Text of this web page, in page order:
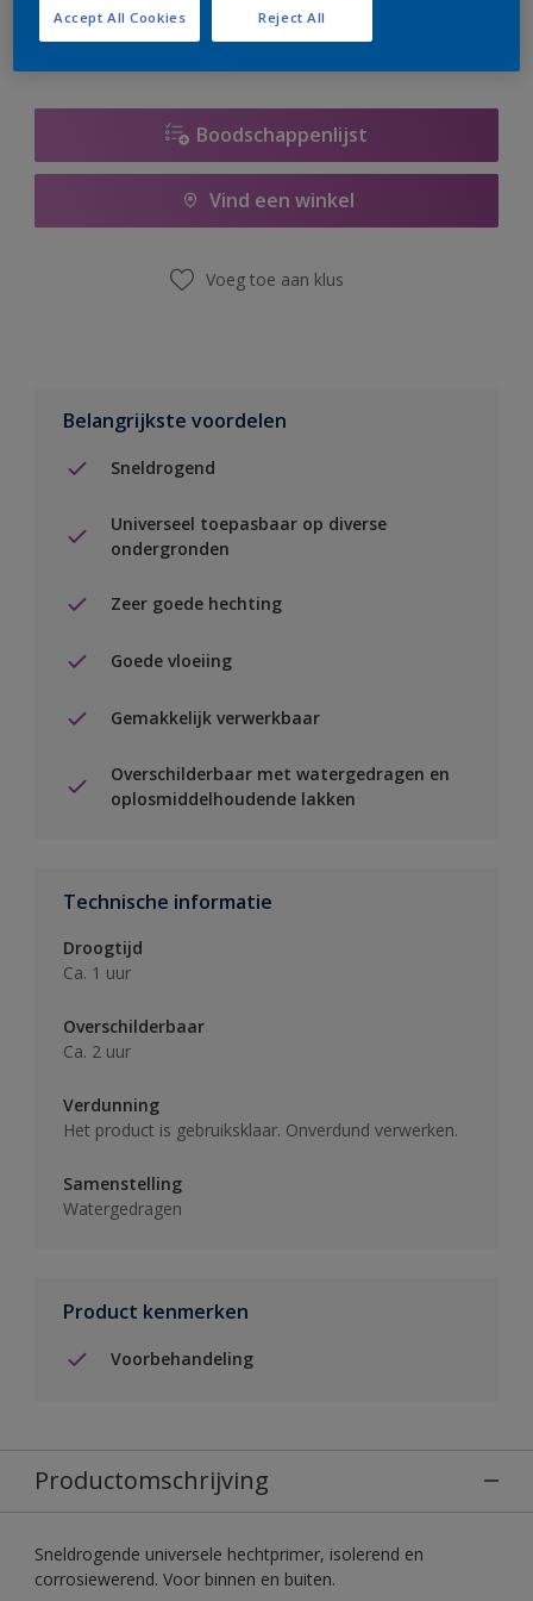
Boodschappenlijst
Vind een winkel
Voeg toe aan klus
Belangrijkste voordelen
Sneldrogend
Universeel toepasbaar op diverse
ondergronden
Zeer goede hechting
Goede vloeiing
Gemakkelijk verwerkbaar
Overschilderbaar met watergedragen en
oplosmiddelhoudende lakken
Technische informatie
Droogtijd
Ca. 1 uur
Overschilderbaar
Ca. 2 uur
Verdunning
Het product is gebruiksklaar. Onverdund verwerken.
Samenstelling
Watergedragen
Product kenmerken
Voorbehandeling
Productomschrijving
Sneldrogende universele hechtprimer, isolerend en
corrosiewerend. Voor binnen en buiten.
Reject All
Accept All Cookies